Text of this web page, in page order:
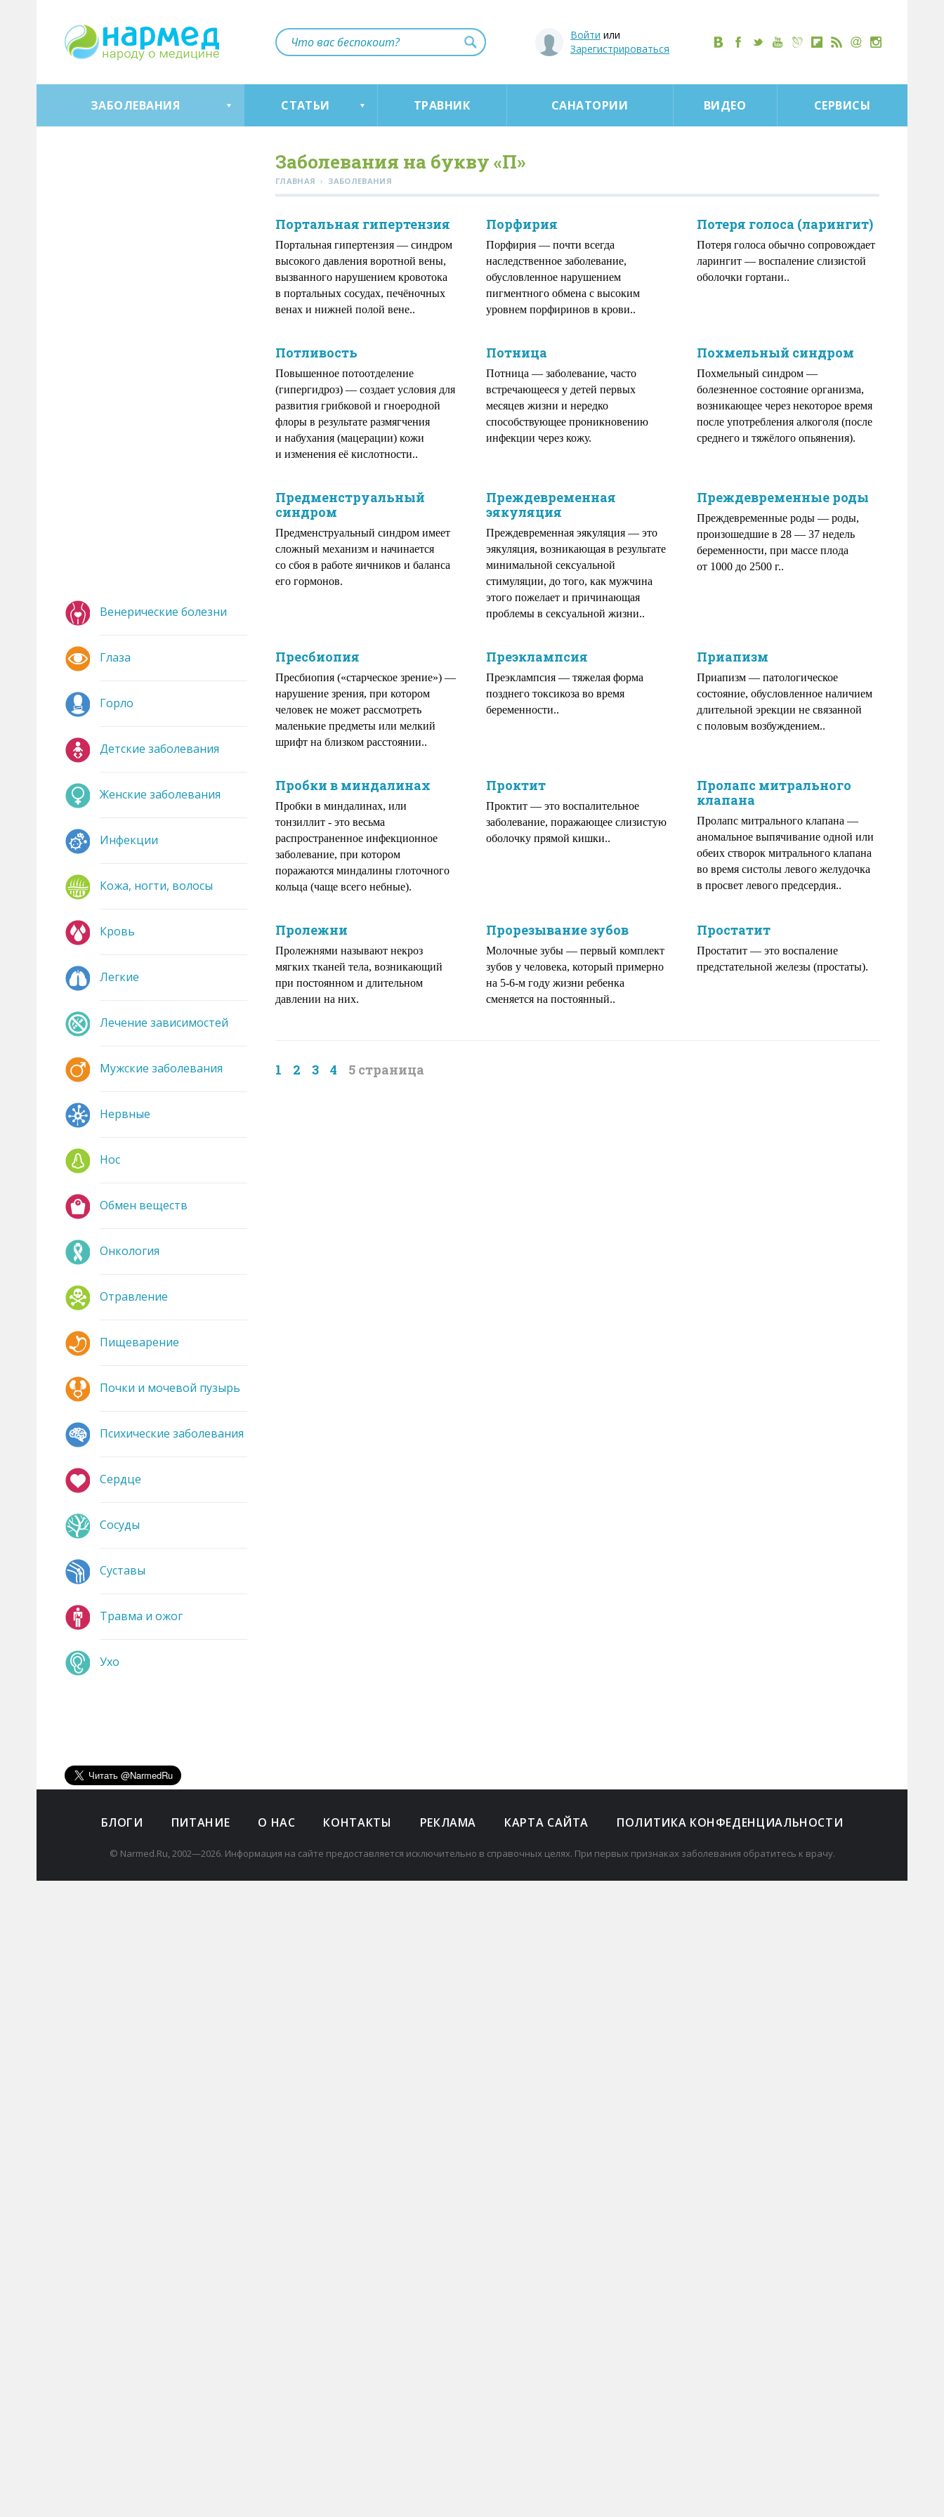
Войти или
Зарегистрироваться
ЗАБОЛЕВАНИЯ СТАТЬИ ТРАВНИК САНАТОРИИ ВИДЕО СЕРВИСЫ
Заболевания на букву «П»
ГЛАВНАЯ › ЗАБОЛЕВАНИЯ
Портальная гипертензия
Портальная гипертензия — синдром
высокого давления воротной вены,
вызванного нарушением кровотока
в портальных сосудах, печёночных
венах и нижней полой вене..
Порфирия
Порфирия — почти всегда
наследственное заболевание,
обусловленное нарушением
пигментного обмена с высоким
уровнем порфиринов в крови..
Потеря голоса (ларингит)
Потеря голоса обычно сопровождает
ларингит — воспаление слизистой
оболочки гортани..
Потливость
Повышенное потоотделение
(гипергидроз) — создает условия для
развития грибковой и гноеродной
флоры в результате размягчения
и набухания (мацерации) кожи
и изменения её кислотности..
Потница
Потница — заболевание, часто
встречающееся у детей первых
месяцев жизни и нередко
способствующее проникновению
инфекции через кожу.
Похмельный синдром
Похмельный синдром —
болезненное состояние организма,
возникающее через некоторое время
после употребления алкоголя (после
среднего и тяжёлого опьянения).
Предменструальный
синдром
Предменструальный синдром имеет
сложный механизм и начинается
со сбоя в работе яичников и баланса
его гормонов.
Преждевременная
эякуляция
Преждевременная эякуляция — это
эякуляция, возникающая в результате
минимальной сексуальной
стимуляции, до того, как мужчина
этого пожелает и причинающая
проблемы в сексуальной жизни..
Преждевременные роды
Преждевременные роды — роды,
произошедшие в 28 — 37 недель
беременности, при массе плода
от 1000 до 2500 г..
Пресбиопия
Пресбиопия («старческое зрение») —
нарушение зрения, при котором
человек не может рассмотреть
маленькие предметы или мелкий
шрифт на близком расстоянии..
Преэклампсия
Преэклампсия — тяжелая форма
позднего токсикоза во время
беременности..
Приапизм
Приапизм — патологическое
состояние, обусловленное наличием
длительной эрекции не связанной
с половым возбуждением..
Пробки в миндалинах
Пробки в миндалинах, или
тонзиллит - это весьма
распространенное инфекционное
заболевание, при котором
поражаются миндалины глоточного
кольца (чаще всего небные).
Проктит
Проктит — это воспалительное
заболевание, поражающее слизистую
оболочку прямой кишки..
Пролапс митрального
клапана
Пролапс митрального клапана —
аномальное выпячивание одной или
обеих створок митрального клапана
во время систолы левого желудочка
в просвет левого предсердия..
Пролежни
Пролежнями называют некроз
мягких тканей тела, возникающий
при постоянном и длительном
давлении на них.
Прорезывание зубов
Молочные зубы — первый комплект
зубов у человека, который примерно
на 5-6-м году жизни ребенка
сменяется на постоянный..
Простатит
Простатит — это воспаление
предстательной железы (простаты).
1 2 3 4 5
Венерические болезни
Глаза
Горло
Детские заболевания
Женские заболевания
Инфекции
Кожа, ногти, волосы
Кровь
Легкие
Лечение зависимостей
Мужские заболевания
Нервные
Нос
Обмен веществ
Онкология
Отравление
Пищеварение
Почки и мочевой пузырь
Психические заболевания
Сердце
Сосуды
Суставы
Травма и ожог
Ухо
БЛОГИ ПИТАНИЕ О НАС КОНТАКТЫ РЕКЛАМА КАРТА САЙТА ПОЛИТИКА КОНФЕДЕНЦИАЛЬНОСТИ
© Narmed.Ru, 2002—2026. Информация на сайте предоставляется исключительно в справочных целях. При первых признаках заболевания обратитесь к врачу.